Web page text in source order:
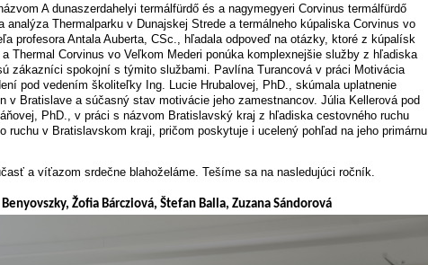
A dunaszerdahelyi termálfürdő és a nagymegyeri Corvinus termálfürdő
analýza Thermalparku v Dunajskej Strede a termálneho kúpaliska Corvinus vo
profesora Antala Auberta, CSc., hľadala odpoveď na otázky, ktoré z kúpalísk
Thermal Corvinus vo Veľkom Mederi ponúka komplexnejšie služby z hľadiska
zákazníci spokojní s týmito službami. Pavlína Turancová v práci Motivácia
pod vedením školiteľky Ing. Lucie Hrubalovej, PhD., skúmala uplatnenie
v Bratislave a súčasný stav motivácie jeho zamestnancov. Júlia Kellerová pod
PhD., v práci s názvom Bratislavský kraj z hľadiska cestovného ruchu
ruchu v Bratislavskom kraji, pričom poskytuje i ucelený pohľad na jeho primárnu
a víťazom srdečne blahoželáme. Tešíme sa na nasledujúci ročník.
Žofia Bárcziová, Štefan Balla, Zuzana Sándorová